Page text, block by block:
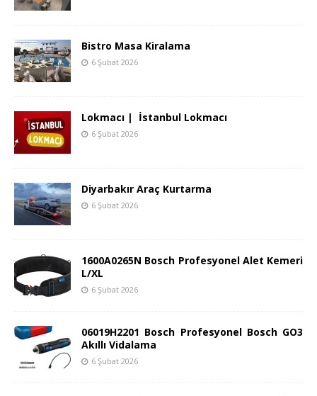
Bistro Masa Kiralama
6 Şubat 2026
Lokmacı | İstanbul Lokmacı
6 Şubat 2026
Diyarbakır Araç Kurtarma
6 Şubat 2026
1600A0265N Bosch Profesyonel Alet Kemeri
L/XL
6 Şubat 2026
06019H2201 Bosch Profesyonel Bosch GO3
Akıllı Vidalama
6 Şubat 2026